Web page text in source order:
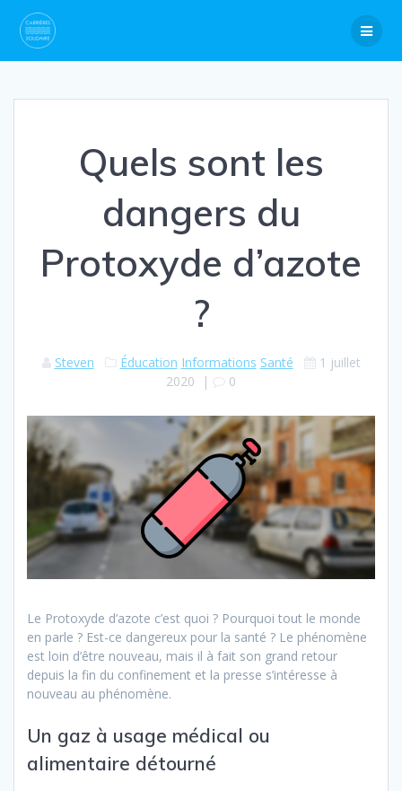
Quels sont les
dangers du
Protoxyde d’azote
?
Steven Éducation Informations Santé
1 juillet
2020 | 0
Le Protoxyde d’azote c’est quoi ? Pourquoi tout le monde
en parle ? Est-ce dangereux pour la santé ? Le phénomène
est loin d’être nouveau, mais il à fait son grand retour
depuis la fin du confinement et la presse s’intéresse à
nouveau au phénomène.
Un gaz à usage médical ou
alimentaire détourné